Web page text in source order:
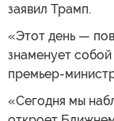
заявил Трамп.
«Этот день —
знаменует
премьер-
«Сегодня мы